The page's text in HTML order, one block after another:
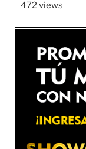
472 views